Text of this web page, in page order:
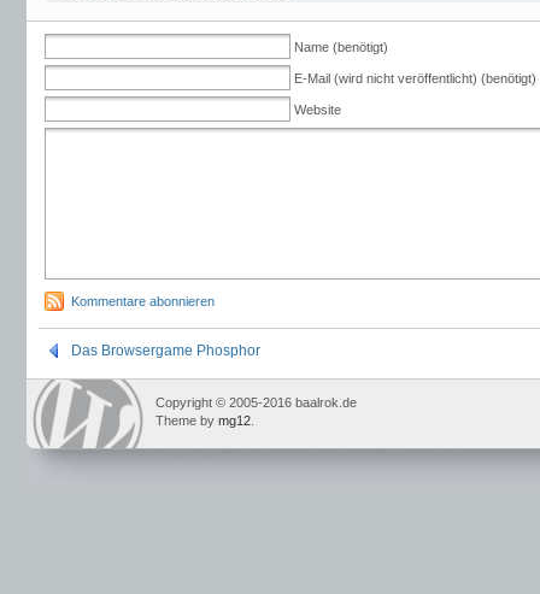
Name (benötigt)
E-Mail (wird nicht veröffentlicht) (benötigt)
Website
Kommentare abonnieren
Das Browsergame Phosphor
Copyright © 2005-2016 baalrok.de
Theme by mg12